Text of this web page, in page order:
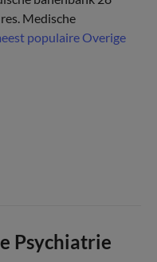
Medische
populaire Overige
Psychiatrie